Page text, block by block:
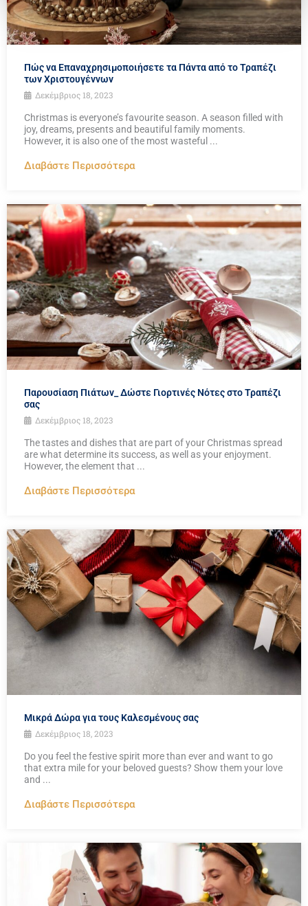
Πώς να Επαναχρησιμοποιήσετε τα Πάντα από το Τραπέζι
των Χριστουγέννων
Δεκέμβριος 18, 2023
Christmas is everyone’s favourite season. A season filled with
joy, dreams, presents and beautiful family moments.
However, it is also one of the most wasteful ...
Διαβάστε Περισσότερα
Παρουσίαση Πιάτων_ Δώστε Γιορτινές Νότες στο Τραπέζι
σας
Δεκέμβριος 18, 2023
The tastes and dishes that are part of your Christmas spread
are what determine its success, as well as your enjoyment.
However, the element that ...
Διαβάστε Περισσότερα
Μικρά Δώρα για τους Καλεσμένους σας
Δεκέμβριος 18, 2023
Do you feel the festive spirit more than ever and want to go
that extra mile for your beloved guests? Show them your love
and ...
Διαβάστε Περισσότερα